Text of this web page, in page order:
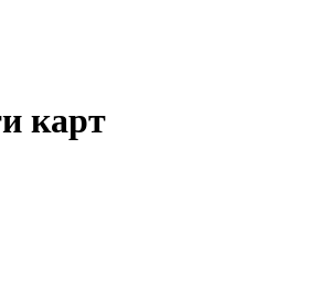
карт